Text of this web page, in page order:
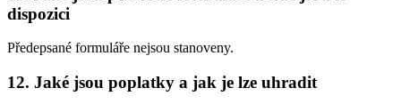
dispozici
Předepsané formuláře nejsou stanoveny.
12. Jaké jsou poplatky a jak je lze uhradit